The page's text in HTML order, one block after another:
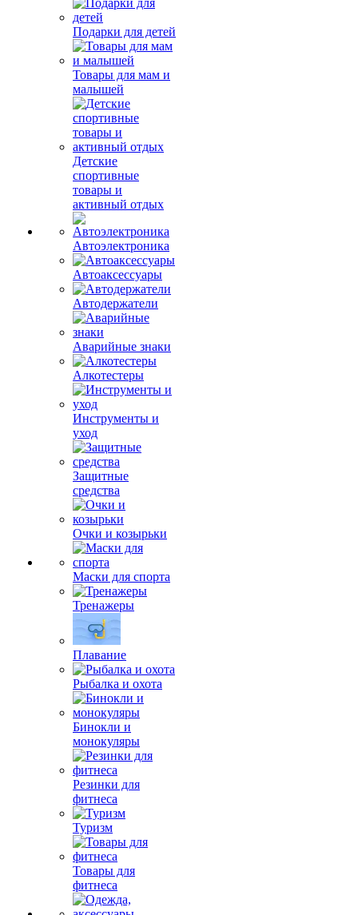
Подарки для детей
Товары для мам и
малышей
Детские
спортивные
товары и
активный отдых
Автоэлектроника
Автоаксессуары
Автодержатели
Аварийные знаки
Алкотестеры
Инструменты и
уход
Защитные
средства
Очки и козырьки
Маски для спорта
Тренажеры
Плавание
Рыбалка и охота
Бинокли и
монокуляры
Резинки для
фитнеса
Туризм
Товары для
фитнеса